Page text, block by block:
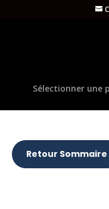
Sélectionner une
Retour Sommaire